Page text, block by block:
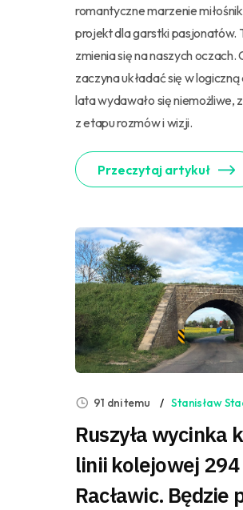
romantyczne marzenie
projekt dla garstki pasjonatów.
zmienia się na naszych
zaczyna układać się w
lata wydawało się niemożliwe,
z etapu rozmów i wizji.
Przeczytaj artykuł
91 dni temu Stanisław
Ruszyła wycinka
linii kolejowej 294
Racławic. Będzie